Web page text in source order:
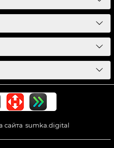
сайта sumka.digital